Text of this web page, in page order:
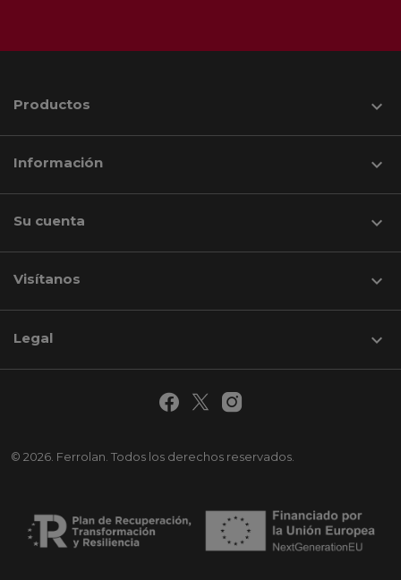
Productos 
Información 
Su cuenta 
Visítanos keyboard_arrow_down
© 2026. Ferrolan. Todos los derechos reservados.
Legal 